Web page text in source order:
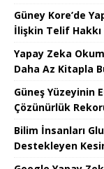
Güney Kore’de
İlişkin Telif Hakkı
Yapay Zeka
Daha Az Kitapla
Güneş Yüzeyinin
Çözünürlük
Bilim İnsanları
Destekleyen